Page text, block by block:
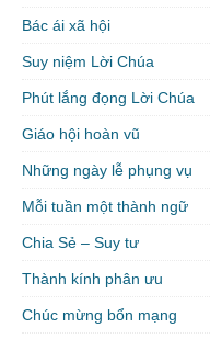
Bác ái xã hội
Suy niệm Lời Chúa
Phút lắng đọng Lời Chúa
Giáo hội hoàn vũ
Những ngày lễ phụng vụ
Mỗi tuần một thành ngữ
Chia Sẻ – Suy tư
Thành kính phân ưu
Chúc mừng bổn mạng